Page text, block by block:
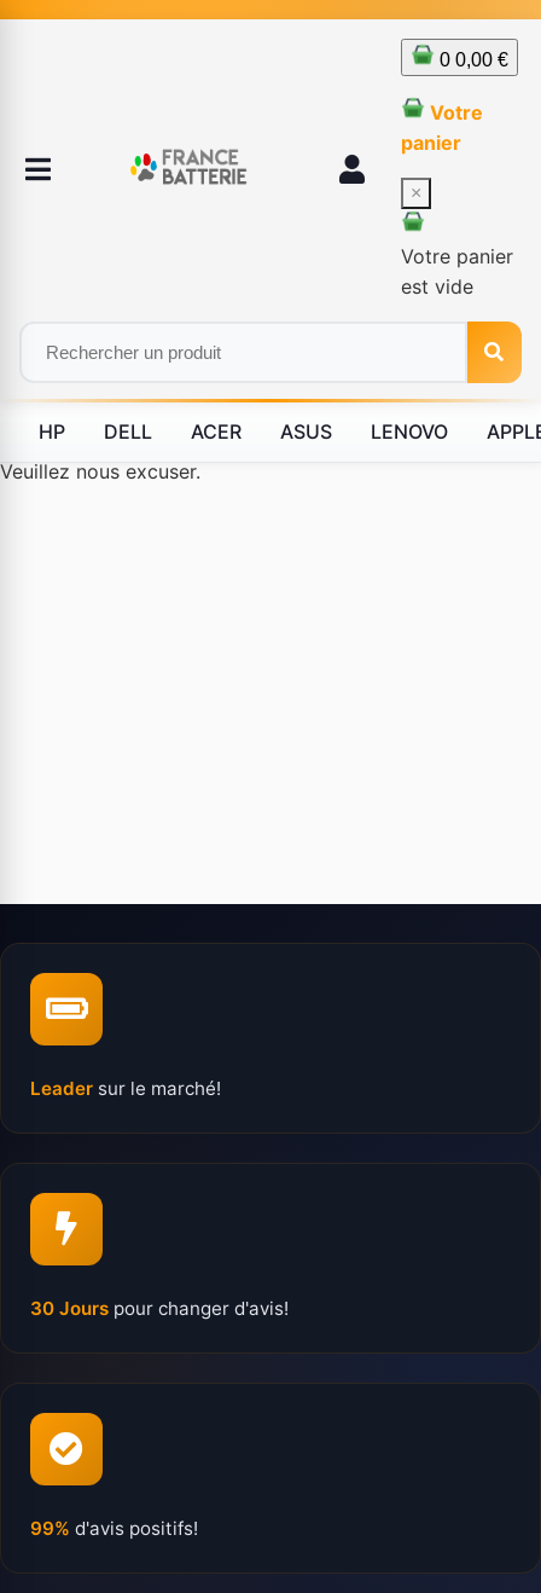
0 0,00 €
Votre
panier
×
Votre panier
est vide
HP DELL ACER ASUS LENOVO
Le produit #BLD--12232 n'est plus disponible à la vente.
Veuillez nous excuser.
Leader sur le marché!
30 Jours pour changer d'avis!
99% d'avis positifs!